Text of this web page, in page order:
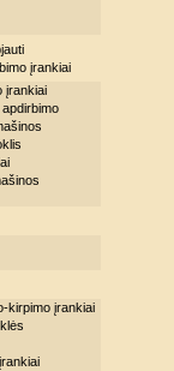
įrankiai
įrankiai
kirpimo įrankiai